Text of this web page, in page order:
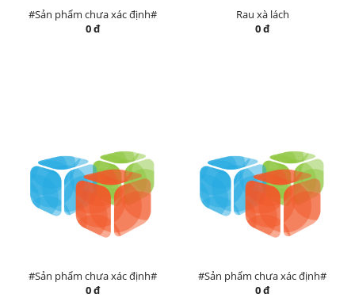
#Sản phẩm chưa xác định#
0 đ
Rau xà lách
0 đ
#Sản phẩm chưa xác định#
0 đ
#Sản phẩm chưa xác định#
0 đ